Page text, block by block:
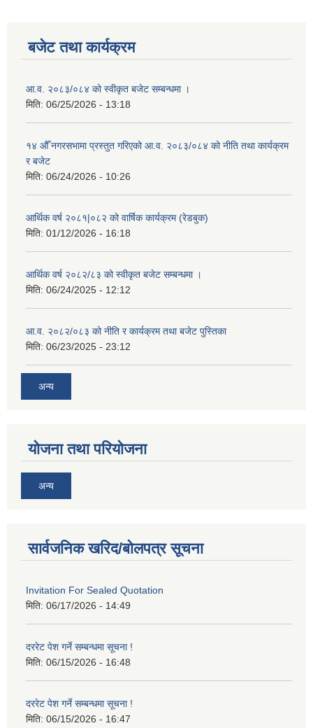
बजेट तथा कार्यक्रम
आ.व. २०८३/०८४ को स्वीकृत बजेट सम्बन्धमा ।
मिति: 06/25/2026 - 13:18
१४ औँ नगरसभामा प्रस्तुत गरिएको आ.व. २०८३/०८४ को नीति तथा कार्यक्रम
र बजेट
मिति: 06/24/2026 - 10:26
आर्थिक वर्ष २०८१|०८२ को वार्षिक कार्यक्रम (रेडबुक)
मिति: 01/12/2026 - 16:18
आर्थिक वर्ष २०८२/८३ को स्वीकृत बजेट सम्बन्धमा ।
मिति: 06/24/2025 - 12:12
आ.व. २०८२/०८३ को नीति र कार्यक्रम तथा बजेट पुस्तिका
मिति: 06/23/2025 - 23:12
अन्य
योजना तथा परियोजना
अन्य
सार्वजनिक खरिद/बोलपत्र सूचना
Invitation For Sealed Quotation
मिति: 06/17/2026 - 14:49
दररेट पेश गर्ने सम्बन्धमा सूचना !
मिति: 06/15/2026 - 16:48
दररेट पेश गर्ने सम्बन्धमा सूचना !
मिति: 06/15/2026 - 16:47